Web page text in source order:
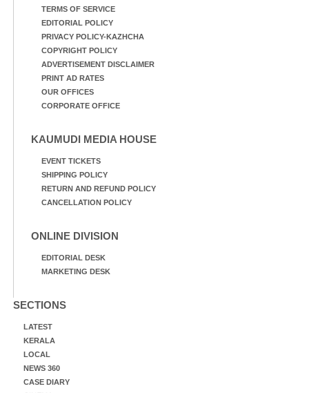
TERMS OF SERVICE
EDITORIAL POLICY
PRIVACY POLICY-KAZHCHA
COPYRIGHT POLICY
ADVERTISEMENT DISCLAIMER
PRINT AD RATES
OUR OFFICES
CORPORATE OFFICE
KAUMUDI MEDIA HOUSE
EVENT TICKETS
SHIPPING POLICY
RETURN AND REFUND POLICY
CANCELLATION POLICY
ONLINE DIVISION
EDITORIAL DESK
MARKETING DESK
SECTIONS
LATEST
KERALA
LOCAL
NEWS 360
CASE DIARY